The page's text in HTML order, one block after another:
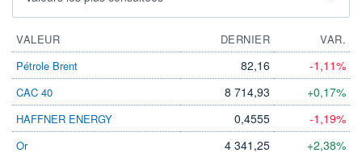
VALEUR DERNIER
VAR.
Pétrole Brent
82,16 -1,11%
CAC 40 8 714,93 +0,17%
HAFFNER ENERGY 0,4555 -1,19%
Or 4 341,25 +2,38%